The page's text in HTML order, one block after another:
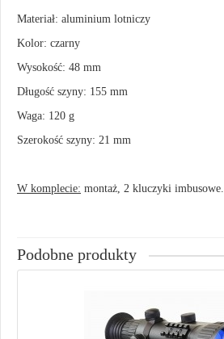
Materiał: aluminium lotniczy
Kolor: czarny
Wysokość: 48 mm
Długość szyny: 155 mm
Waga: 120 g
Szerokość szyny: 21 mm
W komplecie: montaż, 2 kluczyki imbusowe.
Podobne produkty